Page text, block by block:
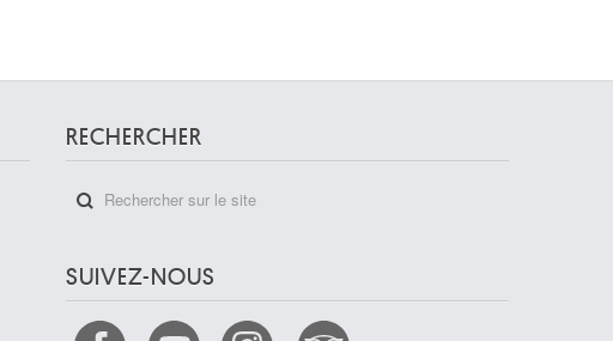
RECHERCHER
SUIVEZ-NOUS